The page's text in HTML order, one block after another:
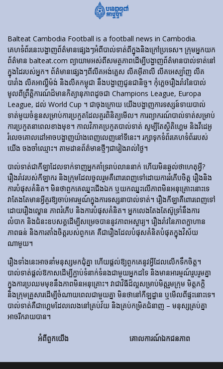
Balteat Cambodia Football is a football news in Cambodia.
គេហទំព័រ​នេះ​បង្ហាញ​ព័ត៌មាន​ផ្សេងៗ​អំពី​បាល់ទាត់​ពី​ក្នុង​និង​ក្រៅ​ប្រទេស។ ក្រុមអ្នកយក
ព័ត៌មាន balteat.com ព្យាយាមអស់ពីសមត្ថភាពដើម្បីបង្ហាញព័ត៌មានបាល់ទាត់នៅ
ក្នុងដៃរបស់អ្នក។ ព័ត៌មានផ្សេងៗពីលីគអង់គ្លេស លីគអ៊ីតាលី លីគអេស្ប៉ាញ លីគ
បារាំង លីគអាល្លឺម៉ង់ និងលីគកម្ពុជា នឹងបង្ហាញជូនជានិច្ច។ កុំភ្លេចរឿងរ៉ាវនៃបាល់
មូលពីព្រឹត្តិការណ៍ដ៏មានកិត្យានុភាពដូចជា Champions League, Europa
League, ដល់ World Cup ។ ជាចុងក្រោយ យើងបង្ហាញការទស្សន៍ទាយបាល់
ទាត់មួយចំនួនសម្រាប់ការប្រកួតដែលគួរពិនិត្យមើល។ ការព្យាករណ៍បាល់ទាត់សម្រាប់
ការប្រកួតនាពេលខាងមុខ។ កាលវិភាគប្រកួតបាល់ទាត់ សូម្បីតែស្ថិតិហ្គេម និងវីដេអូ
រំលេចគោលដៅអាចបង្ហាញយ៉ាងពេញលេញនៅទីនេះ។ រក្សាទុកទំព័រគេហទំព័ររបស់
យើង ចងចាំឈ្មោះ។ តាមដានព័ត៌មានថ្មីៗជារៀងរាល់ថ្ងៃ។
បាល់ទាត់​ជា​កីឡា​ដែល​ទាក់​ទាញ​អ្នក​គាំទ្រ​រាប់​លាន​នាក់ ហើយ​មិន​ឆ្ងល់​ថា​ហេតុអ្វី?
រឿងរ៉ាវ​របស់​កីឡាករ និង​ក្រុម​ដែល​ចូលរួម​គឺ​ពោរពេញ​ទៅ​ដោយ​ការ​រំភើប​ចិត្ត រឿង​និង​
ការ​បំផុស​គំនិត។ មិនថាពួកគេឈ្នះជើងឯក ឬយកឈ្នះលើភាពមិនអនុគ្រោះនោះទេ
វាតែងតែមានអ្វីគួរឱ្យចាប់អារម្មណ៍ក្នុងការទស្សនាបាល់ទាត់។ រឿង​កីឡា​គឺ​ពោរពេញ​ទៅ​
ដោយ​រឿង​ល្ខោន ភាព​រំភើប និង​ការ​បំផុស​គំនិត។ អ្នកលេងតែងតែស៊ូទ្រាំនឹងការ
លំបាក និងជំនះឧបសគ្គដើម្បីសម្រេចបាននូវភាពអស្ចារ្យ។ រឿងរ៉ាវនៃភាពក្លាហាន
ភាពធន់ និងការតាំងចិត្តរបស់ពួកគេ គឺជារឿងដែលបំផុសគំនិតបំផុតក្នុងវិស័យ
ណាមួយ។
រឿងទាំងនេះអាចនាំមនុស្សមកជុំគ្នា ហើយផ្តល់ឱ្យពួកគេនូវអ្វីដែលលើកទឹកចិត្ត។
បាល់ទាត់ផ្តល់ឱកាសដើម្បីភ្ជាប់ទំនាក់ទំនងជាមួយអ្នកដទៃ និងមានអារម្មណ៍រួបរួមគ្នា
ក្នុងការប្រឈមមុខនឹងភាពមិនអនុគ្រោះ។ វាជាវិធីដ៏ល្អសម្រាប់មិត្តរួមក្រុម មិត្តភក្តិ
និងក្រុមគ្រួសារដើម្បីចំណាយពេលជាមួយគ្នា មិនថានៅកីឡដ្ឋាន ឬមើលពីផ្ទះនោះទេ។
បាល់ទាត់គឺជាហ្គេមដែលលេងនៅគ្រប់វ័យ និងគ្រប់កម្រិតជំនាញ – មនុស្សគ្រប់គ្នា
អាចរីករាយបាន។
អំពីពួកយើង គោលការណ៍ឯកជនភាព